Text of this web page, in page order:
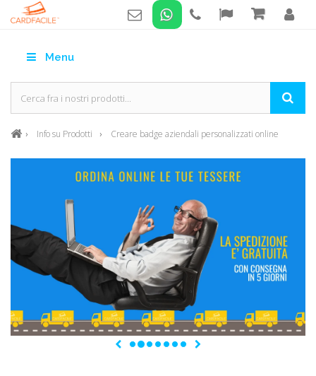
Menu
Info su Prodotti Creare badge aziendali personalizzati online
Precedente